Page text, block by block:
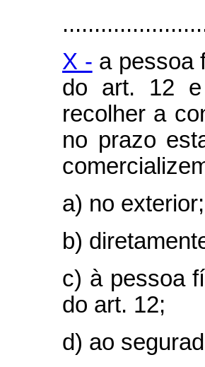
X - a pessoa
do art. 12 e
recolher a
no prazo
a) no exterior;
b)
c) à pessoa
do art. 12;
d) ao